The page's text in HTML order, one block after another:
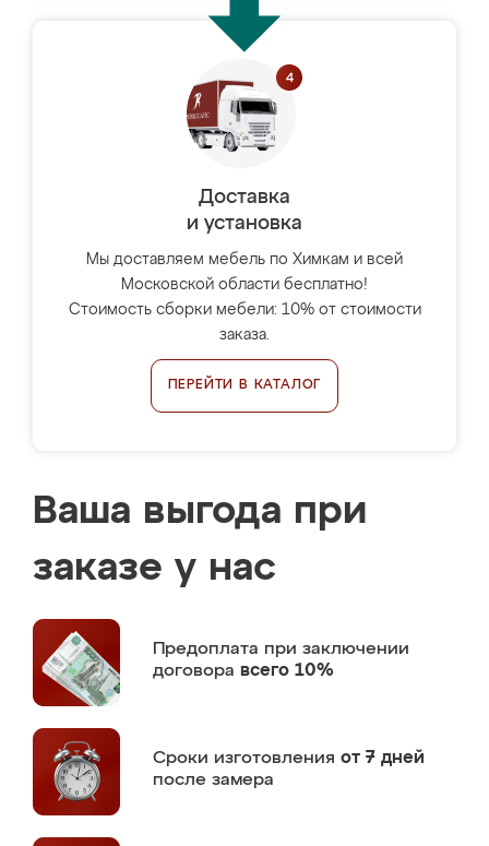
Доставка
и установка
Мы доставляем мебель по Химкам и всей
Московской области бесплатно!
Стоимость сборки мебели: 10% от стоимости
заказа.
ПЕРЕЙТИ В КАТАЛОГ
Ваша выгода при
заказе у нас
Предоплата при заключении
договора всего 10%
Сроки изготовления от 7 дней
после замера